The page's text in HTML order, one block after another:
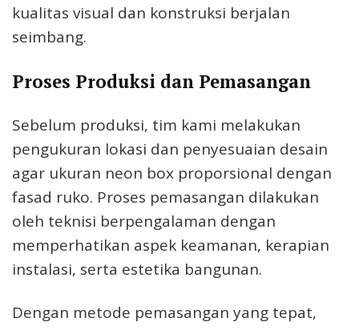
kualitas visual dan konstruksi berjalan
seimbang.
Proses Produksi dan Pemasangan
Sebelum produksi, tim kami melakukan
pengukuran lokasi dan penyesuaian desain
agar ukuran neon box proporsional dengan
fasad ruko. Proses pemasangan dilakukan
oleh teknisi berpengalaman dengan
memperhatikan aspek keamanan, kerapian
instalasi, serta estetika bangunan.
Dengan metode pemasangan yang tepat,